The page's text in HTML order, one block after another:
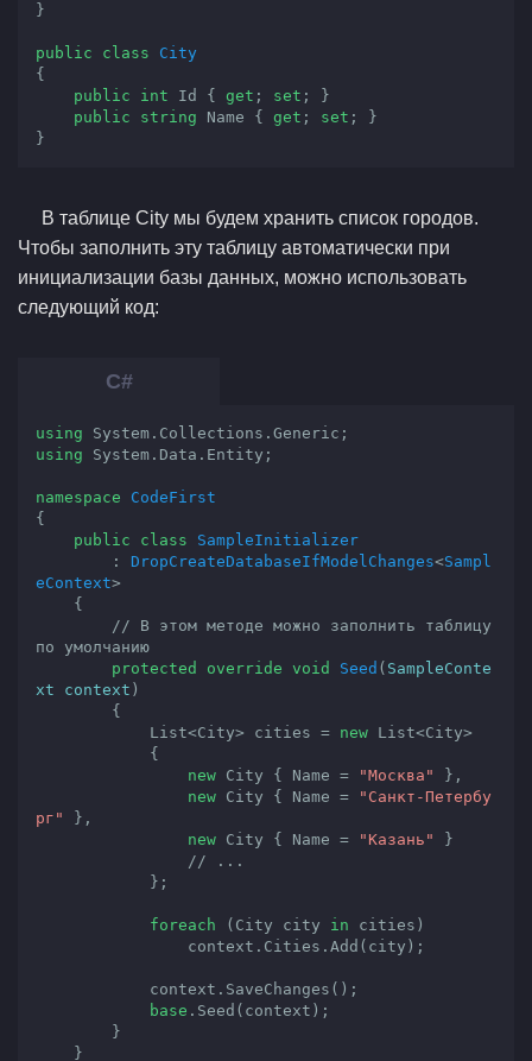
}
public class
City
{
public
int Id { get ; set ; }
public
string Name { get ; set ; }
}
В таблице City мы будем хранить список городов.
Чтобы заполнить эту таблицу автоматически при
инициализации базы данных, можно использовать
следующий код:
using
using System.Data.Entity;
namespace
CodeFirst
{
public
class
SampleInitializer
        :
DropCreateDatabaseIfModelChanges<Sampl
eContext>
// В этом методе можно заполнить таблицу
по умолчанию
protected
override void Seed ( SampleConte
xt context )
{
            List<City> cities =
new List<City>
new City { Name = "Москва"
},
new City { Name =
"Санкт-Петербу
рг"
},
new City { Name = "Казань"
}
// ...
foreach (City city in cities)
base .Seed(context);